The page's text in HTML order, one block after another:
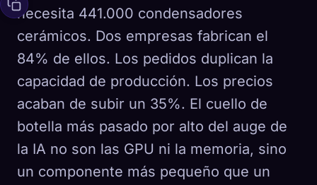
necesita 441.000 condensadores
cerámicos. Dos empresas fabrican el
84% de ellos. Los pedidos duplican la
capacidad de producción. Los precios
acaban de subir un 35%. El cuello de
botella más pasado por alto del auge de
la IA no son las GPU ni la memoria, sino
un componente más pequeño que un